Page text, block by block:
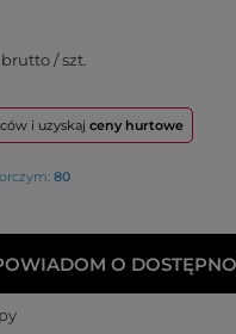
brutto/szt.
i uzyskajceny hurtowe
80
O